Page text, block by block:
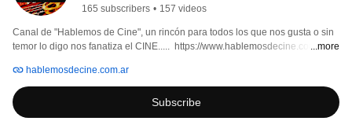
165 subscribers • 157 videos
Canal de "Hablemos de Cine", un rincón para todos los que nos gusta o sin
temor lo digo nos fanatiza el CINE.....  https://www.hablemosdecine.com.ar/
...more
hablemosdecine.com.ar
Subscribe